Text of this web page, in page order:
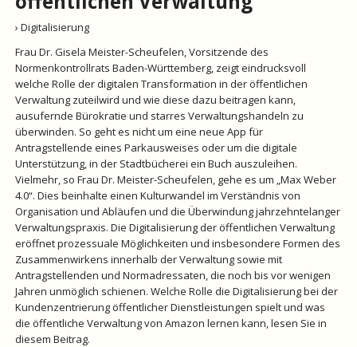
› Digitalisierung
Frau Dr. Gisela Meister-Scheufelen, Vorsitzende des
Normenkontrollrats Baden-Württemberg, zeigt eindrucksvoll
welche Rolle der digitalen Transformation in der öffentlichen
Verwaltung zuteilwird und wie diese dazu beitragen kann,
ausufernde Bürokratie und starres Verwaltungshandeln zu
überwinden. So geht es nicht um eine neue App für
Antragstellende eines Parkausweises oder um die digitale
Unterstützung, in der Stadtbücherei ein Buch auszuleihen.
Vielmehr, so Frau Dr. Meister-Scheufelen, gehe es um „Max Weber
4.0“. Dies beinhalte einen Kulturwandel im Verständnis von
Organisation und Abläufen und die Überwindung jahrzehntelanger
Verwaltungspraxis. Die Digitalisierung der öffentlichen Verwaltung
eröffnet prozessuale Möglichkeiten und insbesondere Formen des
Zusammenwirkens innerhalb der Verwaltung sowie mit
Antragstellenden und Normadressaten, die noch bis vor wenigen
Jahren unmöglich schienen. Welche Rolle die Digitalisierung bei der
Kundenzentrierung öffentlicher Dienstleistungen spielt und was
die öffentliche Verwaltung von Amazon lernen kann, lesen Sie in
diesem Beitrag.